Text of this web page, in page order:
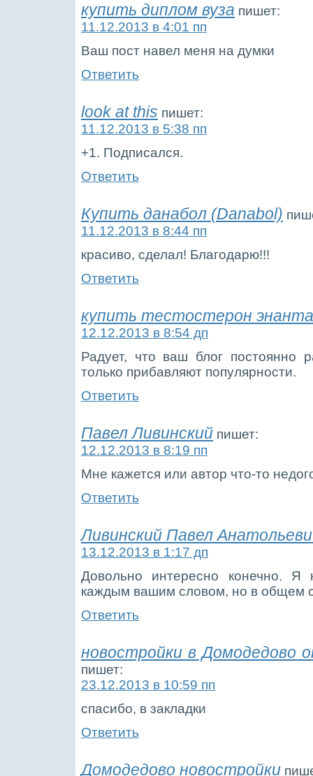
купить диплом вуза пишет:
11.12.2013 в 4:01 пп
Ваш пост навел меня на думки
Ответить
look at this пишет:
11.12.2013 в 5:38 пп
+1. Подписался.
Ответить
Купить данабол (Danabol)
11.12.2013 в 8:44 пп
красиво, сделал! Благодарю!!!
Ответить
купить тестостерон
12.12.2013 в 8:54 дп
Радует, что ваш блог постоянно
только прибавляют популярности.
Ответить
Павел Ливинский пишет:
12.12.2013 в 8:19 пп
Мне кажется или автор что-то
Ответить
Ливинский Павел
13.12.2013 в 1:17 дп
Довольно интересно конечно. Я
каждым вашим словом, но в общем
Ответить
новостройки в Домодедово
пишет:
23.12.2013 в 10:59 пп
спасибо, в закладки
Ответить
Домодедово новостройки